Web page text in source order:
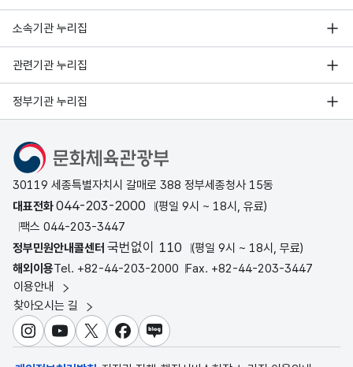
소속기관 누리집
관련기관 누리집
정부기관 누리집
문화체육관광부
30119 세종특별자치시 갈매로 388 정부세종청사 15동
대표전화044-203-2000
(평일 9시 ~ 18시, 유료)
팩스 044-203-3447
정부민원안내콜센터 국번없이 110
(평일 9시 ~ 18시, 무료)
해외이용Tel. +82-44-203-2000 Fax. +82-44-203-3447
이용안내
찾아오시는 길
인스타그램
유튜브X 페이스북
블로그